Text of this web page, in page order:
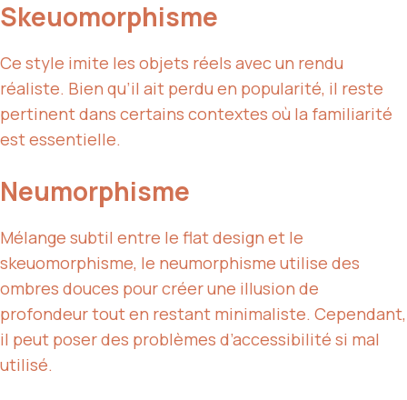
Skeuomorphisme
Ce style imite les objets réels avec un rendu
réaliste. Bien qu’il ait perdu en popularité, il reste
pertinent dans certains contextes où la familiarité
est essentielle.
Neumorphisme
Mélange subtil entre le flat design et le
skeuomorphisme, le neumorphisme utilise des
ombres douces pour créer une illusion de
profondeur tout en restant minimaliste. Cependant,
il peut poser des problèmes d’accessibilité si mal
utilisé.